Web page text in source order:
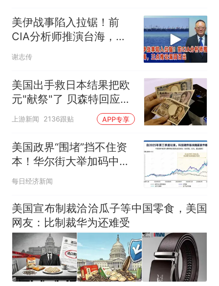
美伊战事陷入拉锯！前
CIA分析师推演台海，三
点推论漏洞百出
谢志传
美国出手救日本结果把欧
元"献祭"了 贝森特回应质
疑
上游新闻 2136跟贴 APP专享
美国政界“围堵”挡不住资
本！华尔街大举加码中国
“硬科技”：光通信ETF半
业，250亿美元明星ETF
重仓长鑫科技
每日经济新闻
美国宣布制裁洽洽瓜子等中国零食，美国
网友：比制裁华为还难受